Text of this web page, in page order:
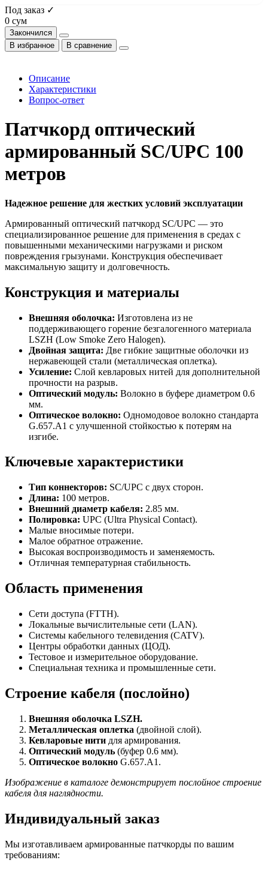
Под заказ ✓
0 сум
Закончился
В избранное
В сравнение
Описание
Характеристики
Вопрос-ответ
Патчкорд оптический
армированный SC/UPC 100
метров
Надежное решение для жестких условий эксплуатации
Армированный оптический патчкорд SC/UPC — это
специализированное решение для применения в средах с
повышенными механическими нагрузками и риском
повреждения грызунами. Конструкция обеспечивает
максимальную защиту и долговечность.
Конструкция и материалы
Внешняя оболочка: Изготовлена из не
поддерживающего горение безгалогенного материала
LSZH (Low Smoke Zero Halogen).
Двойная защита: Две гибкие защитные оболочки из
нержавеющей стали (металлическая оплетка).
Усиление: Слой кевларовых нитей для дополнительной
прочности на разрыв.
Оптический модуль: Волокно в буфере диаметром 0.6
мм.
Оптическое волокно: Одномодовое волокно стандарта
G.657.A1 с улучшенной стойкостью к потерям на
изгибе.
Ключевые характеристики
Тип коннекторов: SC/UPC с двух сторон.
Длина: 100 метров.
Внешний диаметр кабеля: 2.85 мм.
Полировка: UPC (Ultra Physical Contact).
Малые вносимые потери.
Малое обратное отражение.
Высокая воспроизводимость и заменяемость.
Отличная температурная стабильность.
Область применения
Сети доступа (FTTH).
Локальные вычислительные сети (LAN).
Системы кабельного телевидения (CATV).
Центры обработки данных (ЦОД).
Тестовое и измерительное оборудование.
Специальная техника и промышленные сети.
Строение кабеля (послойно)
Внешняя оболочка LSZH.
Металлическая оплетка (двойной слой).
Кевларовые нити для армирования.
Оптический модуль (буфер 0.6 мм).
Оптическое волокно G.657.A1.
Изображение в каталоге демонстрирует послойное строение
кабеля для наглядности.
Индивидуальный заказ
Мы изготавливаем армированные патчкорды по вашим
требованиям: